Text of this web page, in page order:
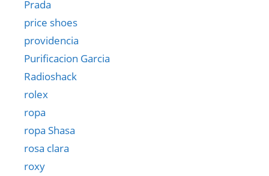
Prada
price shoes
providencia
Purificacion Garcia
Radioshack
rolex
ropa
ropa Shasa
rosa clara
roxy